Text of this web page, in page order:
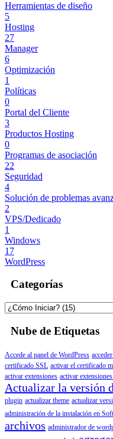
Herramientas de diseño
5
Hosting
27
Manager
6
Optimización
1
Políticas
0
Portal del Cliente
3
Productos Hosting
0
Programas de asociación
22
Seguridad
4
Solución de problemas
2
VPS/Dedicado
1
Windows
17
WordPress
Categorías
Nube de Etiquetas
Accede al panel de WordPress
certificado SSL activar el certificado
activar extensiones activar
Actualizar la versión
plugin actualizar theme actualizar
administración de la instalación en
archivos administrador de